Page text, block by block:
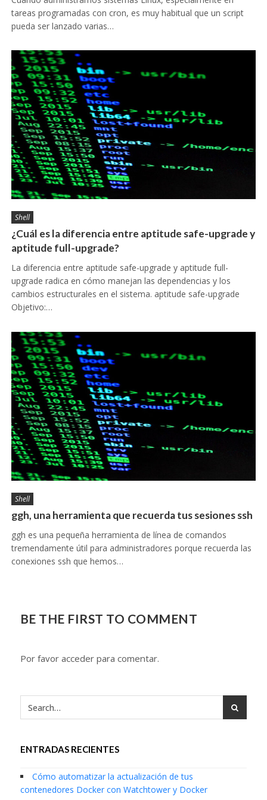
tareas programadas con cron, es muy habitual que un script
pueda ser lanzado varias…
Shell
¿Cuál es la diferencia entre aptitude safe-upgrade y
aptitude full-upgrade?
La diferencia entre aptitude safe-upgrade y aptitude full-
upgrade radica en cómo manejan las dependencias y los
cambios estructurales en el sistema. aptitude safe-upgrade
Objetivo:…
Shell
ggh, una herramienta que recuerda tus sesiones ssh
ggh es una pequeña herramienta de línea de comandos
tremendamente útil para administradores porque recuerda las
conexiones ssh que hemos…
BE THE FIRST TO COMMENT
Por favor acceder para comentar.
ENTRADAS RECIENTES
Cómo automatizar la actualización de tus
contenedores Docker con Watchtower y Docker